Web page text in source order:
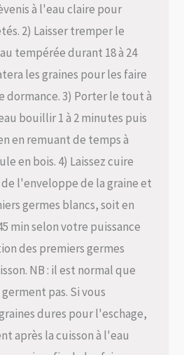
à l'eau claire pour
2) Laisser tremper le
tempérée durant 18 à 24
les graines pour les faire
dormance. 3) Porter le tout à
bouillir 1 à 2 minutes puis
en remuant de temps à
en bois. 4) Laissez cuire
l'enveloppe de la graine et
germes blancs, soit en
min selon votre puissance
des premiers germes
NB : il est normal que
pas. Si vous
dures pour l'eschage,
après la cuisson à l'eau